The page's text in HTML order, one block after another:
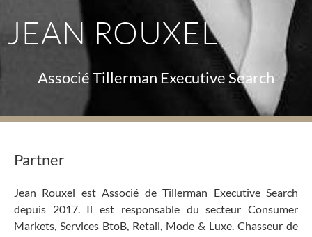
JEAN ROUXEL
Associé Tillerman Executive Search
Partner
Jean Rouxel est Associé de Tillerman Executive Search
depuis 2017. Il est responsable du secteur Consumer
Markets, Services BtoB, Retail, Mode & Luxe. Chasseur de